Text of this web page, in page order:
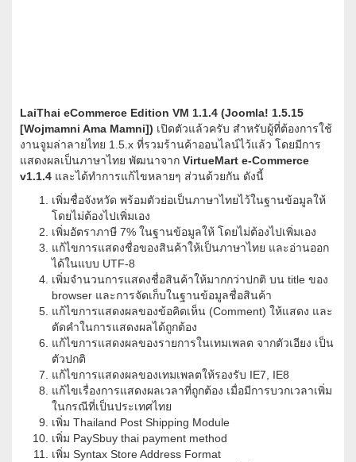
LaiThai eCommerce Edition VM 1.1.4 (Joomla! 1.5.15
[Wojmamni Ama Mamni]) เปิดตัวแล้วครับ สำหรับผู้ที่ต้องการใช้
งานจูมล่าลายไทย 1.5.x ที่รวมร้านค้าออนไลน์ไว้แล้ว โดยมีการ
แสดงผลเป็นภาษาไทย พัฒนาจาก VirtueMart e-Commerce
v1.1.4 และได้ทำการแก้ไขหลายๆ ส่วนด้วยกัน ดังนี้
เพิ่มชื่อจังหวัด พร้อมตัวย่อเป็นภาษาไทยไว้ในฐานข้อมูลให้
โดยไม่ต้องไปเพิ่มเอง
เพิ่มอัตราภาษี 7% ในฐานข้อมูลให้ โดยไม่ต้องไปเพิ่มเอง
แก้ไขการแสดงชื่อของสินค้าให้เป็นภาษาไทย และอ่านออก
ได้ในแบบ UTF-8
เพิ่มจำนวนการแสดงชื่อสินค้าให้มากกว่าปกติ บน title ของ
browser และการจัดเก็บในฐานข้อมูลชื่อสินค้า
แก้ไขการแสดงผลของข้อคิดเห็น (Comment) ให้แสดง และ
ตัดคำในการแสดงผลได้ถูกต้อง
แก้ไขการแสดงผลของรายการในเทมเพลต จากตัวเอียง เป็น
ตัวปกติ
แก้ไขการแสดงผลของเทมเพลตให้รองรับ IE7, IE8
แก้ไขเรื่องการแสดงผลเวลาที่ถูกต้อง เมื่อมีการบวกเวลาเพิ่ม
ในกรณีที่เป็นประเทศไทย
เพิ่ม Thailand Post Shipping Module
เพิ่ม PaySbuy thai payment method
เพิ่ม Syntax Store Address Format